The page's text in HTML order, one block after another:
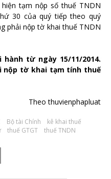
tạm nộp số thuế TNDN
30 của quý tiếp theo quý
phải nộp tờ khai thuế TNDN
từ ngày 15/11/2014.
nộp tờ khai tạm tính thuế
Theo thuvienphapluat
Bộ tài Chính
kê khai thuế
thuế GTGT thuế TNDN